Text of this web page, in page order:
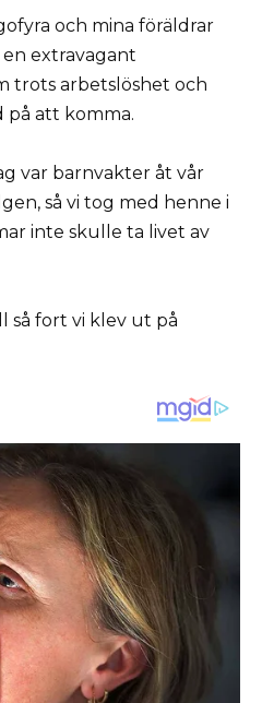
och mina föräldrar
extravagant
trots arbetslöshet och
på att komma.
var barnvakter åt vår
så vi tog med henne i
inte skulle ta livet av
så fort vi klev ut på